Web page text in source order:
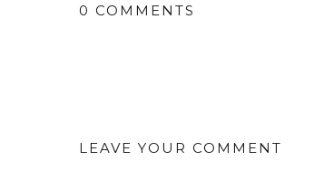
0 COMMENTS
LEAVE YOUR COMMENT